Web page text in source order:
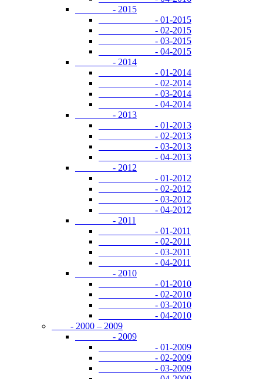
- 2015
- 01-2015
- 02-2015
- 03-2015
- 04-2015
- 2014
- 01-2014
- 02-2014
- 03-2014
- 04-2014
- 2013
- 01-2013
- 02-2013
- 03-2013
- 04-2013
- 2012
- 01-2012
- 02-2012
- 03-2012
- 04-2012
- 2011
- 01-2011
- 02-2011
- 03-2011
- 04-2011
- 2010
- 01-2010
- 02-2010
- 03-2010
- 04-2010
- 2000 – 2009
- 2009
- 01-2009
- 02-2009
- 03-2009